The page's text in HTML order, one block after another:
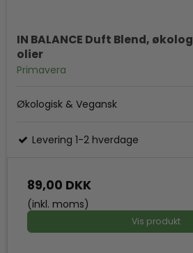
IN BALANCE Duft Blend,
olier
Primavera
Økologisk & Vegansk
Levering 1-2 hverdage
89,00 DKK
(inkl. moms)
Vis produkt